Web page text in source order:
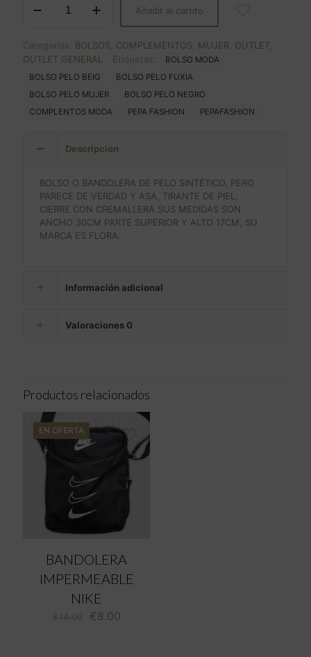
era:
€39.00.
es:
€27.30.
PELO
cantidad
Añadir al carrito
Categorías: BOLSOS COMPLEMENTOS MUJER OUTLET
OUTLET GENERAL
Etiquetas:
BOLSO MODA
BOLSO PELO BEIG
BOLSO PELO FUXIA
BOLSO PELO MUJER
BOLSO PELO NEGRO
COMPLENTOS MODA
PEPA FASHION PEPAFASHION
Descripción
BOLSO O BANDOLERA DE PELO SINTÉTICO, PERO
PARECE DE VERDAD Y ASA, TIRANTE DE PIEL,
CIERRE CON CREMALLERA SUS MEDIDAS SON
ANCHO 30CM PARTE SUPERIOR Y ALTO 17CM, SU
MARCA ES FLORA.
Información adicional
Valoraciones 0
Productos relacionados
EN OFERTA
BANDOLERA
IMPERMEABLE
NIKE
€14.00
El
€8.00El